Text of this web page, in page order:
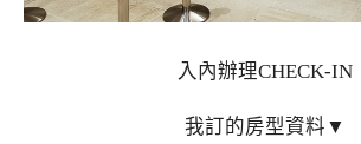
入內辦理CHECK-IN
我訂的房型資料▼